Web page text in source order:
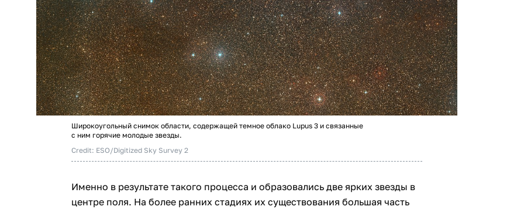
Широкоугольный снимок области, содержащей темное облако Lupus 3 и связанные
с ним горячие молодые звезды.
Credit: ESO/Digitized Sky Survey 2
Именно в результате такого процесса и образовались две ярких звезды в
центре поля. На более ранних стадиях их существования большая часть